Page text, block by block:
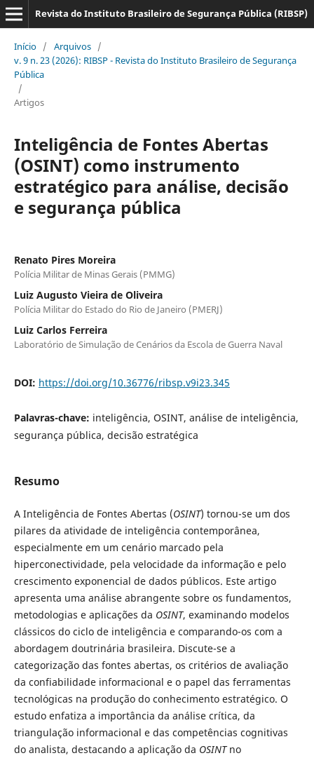
Revista do Instituto Brasileiro de Segurança Pública (RIBSP)
Início / Arquivos /
v. 9 n. 23 (2026): RIBSP - Revista do Instituto Brasileiro de Segurança
Pública
/
Artigos
Inteligência de Fontes Abertas
(OSINT) como instrumento
estratégico para análise, decisão
e segurança pública
Renato Pires Moreira
Polícia Militar de Minas Gerais (PMMG)
Luiz Augusto Vieira de Oliveira
Polícia Militar do Estado do Rio de Janeiro (PMERJ)
Luiz Carlos Ferreira
Laboratório de Simulação de Cenários da Escola de Guerra Naval
DOI: https://doi.org/10.36776/ribsp.v9i23.345
Palavras-chave: inteligência, OSINT, análise de inteligência,
segurança pública, decisão estratégica
Resumo
A Inteligência de Fontes Abertas (OSINT) tornou-se um dos
pilares da atividade de inteligência contemporânea,
especialmente em um cenário marcado pela
hiperconectividade, pela velocidade da informação e pelo
crescimento exponencial de dados públicos. Este artigo
apresenta uma análise abrangente sobre os fundamentos,
metodologias e aplicações da OSINT, examinando modelos
clássicos do ciclo de inteligência e comparando-os com a
abordagem doutrinária brasileira. Discute-se a
categorização das fontes abertas, os critérios de avaliação
da confiabilidade informacional e o papel das ferramentas
tecnológicas na produção do conhecimento estratégico. O
estudo enfatiza a importância da análise crítica, da
triangulação informacional e das competências cognitivas
do analista, destacando a aplicação da OSINTno